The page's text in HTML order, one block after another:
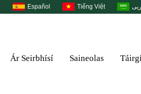
Español Tiếng Việt
Ár Seirbhísí Saineolas